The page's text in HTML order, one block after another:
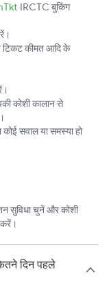
IRCTC बुकिंग
टिकट कीमत आदि के
कोशी कालान से
सवाल या समस्या हो
सुविधा चुनें और कोशी
दिन पहले